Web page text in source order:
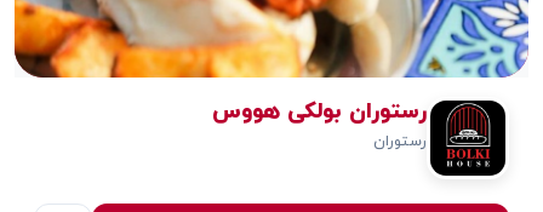
رستوران بولکی هووس
رستوران